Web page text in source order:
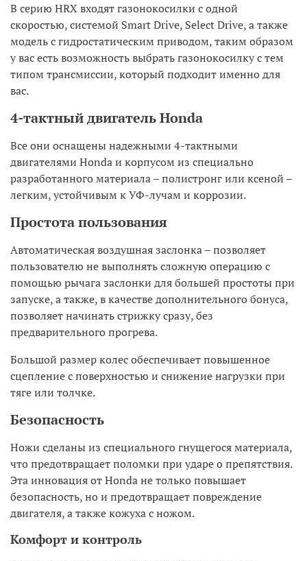
В серию HRX входят газонокосилки с одной
скоростью, системой Smart Drive, Select Drive, а также
модель с гидростатическим приводом, таким образом
у вас есть возможность выбрать газонокосилку с тем
типом трансмиссии, который подходит именно для
вас.
4-тактный двигатель Honda
Все они оснащены надежными 4-тактными
двигателями Honda и корпусом из специально
разработанного материала – полистронг или ксеной –
легким, устойчивым к УФ-лучам и коррозии.
Простота пользования
Автоматическая воздушная заслонка – позволяет
пользователю не выполнять сложную операцию с
помощью рычага заслонки для большей простоты при
запуске, а также, в качестве дополнительного бонуса,
позволяет начинать стрижку сразу, без
предварительного прогрева.
Большой размер колес обеспечивает повышенное
сцепление с поверхностью и снижение нагрузки при
тяге или толчке.
Безопасность
Ножи сделаны из специального гнущегося материала,
что предотвращает поломки при ударе о препятствия.
Эта инновация от Honda не только повышает
безопасность, но и предотвращает повреждение
двигателя, а также кожуха с ножом.
Комфорт и контроль